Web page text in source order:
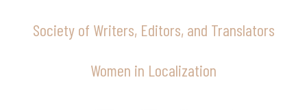
Society of Writers, Editors, and Translators
Women in Localization